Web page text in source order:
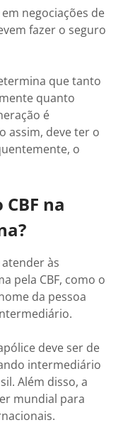
negociações de
fazer o seguro
que tanto
quanto
é
assim, deve ter o
o
na
às
pela CBF, como o
da pessoa
deve ser de
intermediário
Além disso, a
mundial para